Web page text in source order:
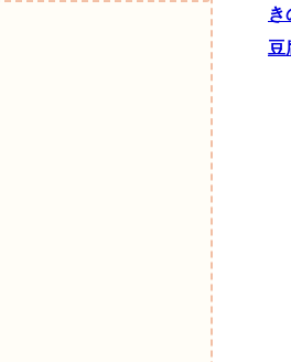
き
豆